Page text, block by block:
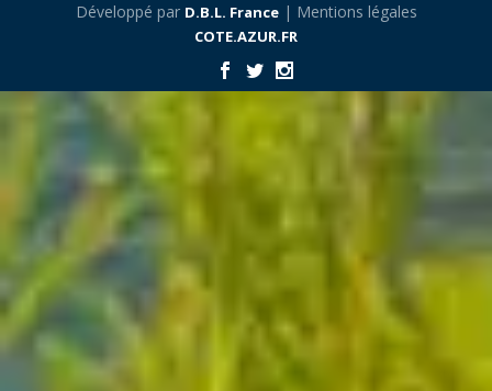
Développé par D.B.L. France| Mentions légales
COTE.AZUR.FR